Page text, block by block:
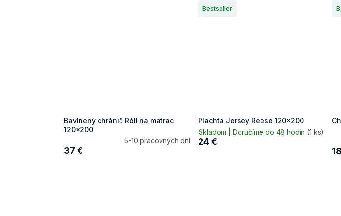
Bavlnený chránič Róll na matrac
120x200
5-10 pracovných dní
37 €
Bestseller
Plachta Jersey Reese 120x200
Skladom | Doručíme do 48 hodín (1 ks)
24 €